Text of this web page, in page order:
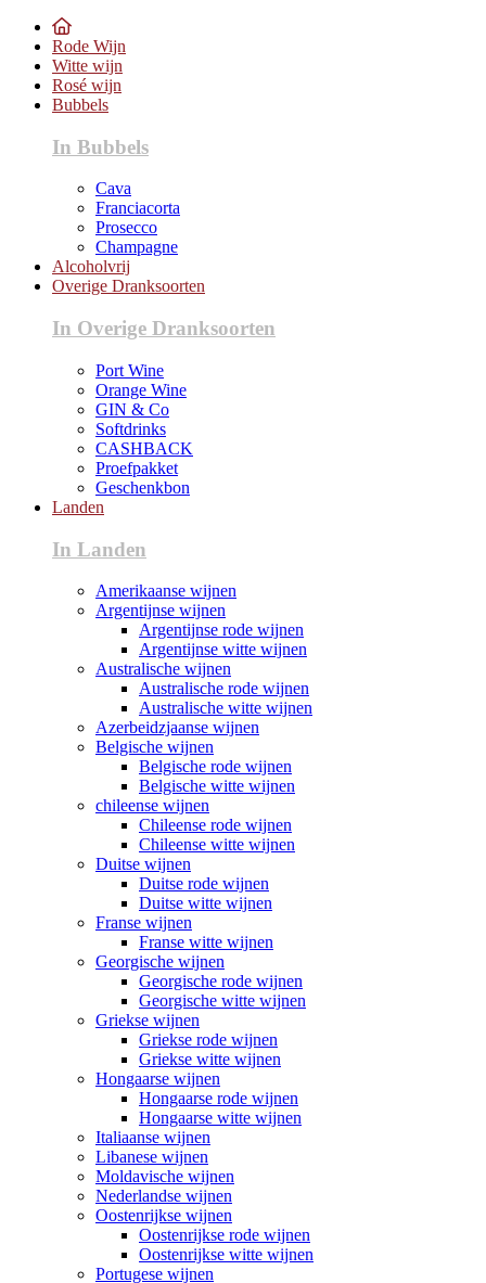
Rode Wijn
Witte wijn
Rosé wijn
Bubbels
In Bubbels
Cava
Franciacorta
Prosecco
Champagne
Alcoholvrij
Overige Dranksoorten
In Overige Dranksoorten
Port Wine
Orange Wine
GIN & Co
Softdrinks
CASHBACK
Proefpakket
Geschenkbon
Landen
In Landen
Amerikaanse wijnen
Argentijnse wijnen
Argentijnse rode wijnen
Argentijnse witte wijnen
Australische wijnen
Australische rode wijnen
Australische witte wijnen
Azerbeidzjaanse wijnen
Belgische wijnen
Belgische rode wijnen
Belgische witte wijnen
chileense wijnen
Chileense rode wijnen
Chileense witte wijnen
Duitse wijnen
Duitse rode wijnen
Duitse witte wijnen
Franse wijnen
Franse witte wijnen
Georgische wijnen
Georgische rode wijnen
Georgische witte wijnen
Griekse wijnen
Griekse rode wijnen
Griekse witte wijnen
Hongaarse wijnen
Hongaarse rode wijnen
Hongaarse witte wijnen
Italiaanse wijnen
Libanese wijnen
Moldavische wijnen
Nederlandse wijnen
Oostenrijkse wijnen
Oostenrijkse rode wijnen
Oostenrijkse witte wijnen
Portugese wijnen